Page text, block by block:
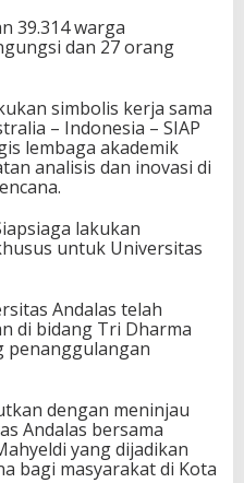
39.314 warga
dan 27 orang
simbolis kerja sama
– Indonesia – SIAP
lembaga akademik
analisis dan inovasi di
lakukan
untuk Universitas
Andalas telah
di bidang Tri Dharma
penanggulangan
dengan meninjau
Andalas bersama
yang dijadikan
bagi masyarakat di Kota